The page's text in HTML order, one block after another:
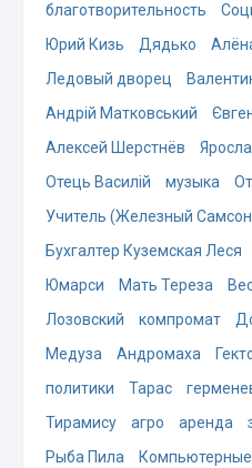
благотворительность
Юрий Кизь
Дядько
Ледовый дворец
Андрій Матковський
Алексей Шерстнёв
Отець Василій
музыка
Учитель (Железный
Бухгалтер Куземская Леся
Юмарси
Мать Тереза
Лозовский
компромат
Медуза
Андромаха
политики
Тарас
Тирамису
агро аренда
Рыба Пила